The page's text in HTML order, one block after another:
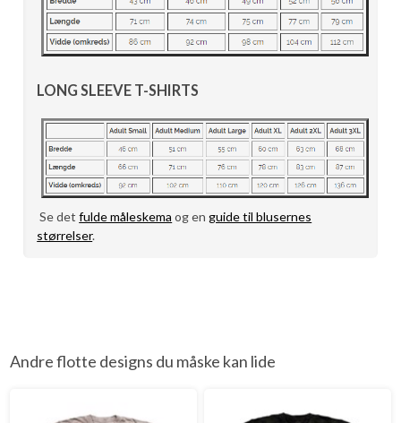
LONG SLEEVE T-SHIRTS
Se detfulde måleskema og enguide til blusernes
størrelser.
Andre flotte designs du måske kan lide